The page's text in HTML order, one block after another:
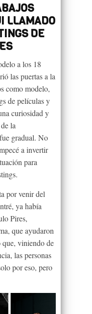
LLAMADO
DE
a los 18
las puertas a la
como modelo,
de películas y
curiosidad y
la
gradual. No
a invertir
para
por venir del
ya había
Pires,
que ayudaron
viniendo de
las personas
por eso, pero